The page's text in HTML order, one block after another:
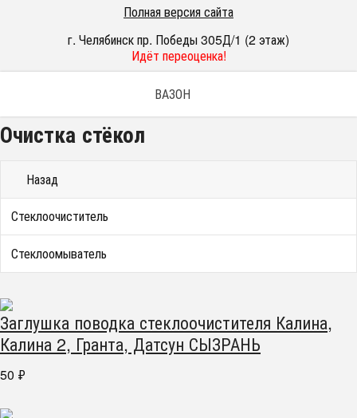
Полная версия сайта
г. Челябинск пр. Победы 305Д/1 (2 этаж)
Идёт переоценка!
ВАЗОН
Очистка стёкол
Назад
Стеклоочиститель
Стеклоомыватель
Заглушка поводка стеклоочистителя Калина,
Калина 2, Гранта, Датсун СЫЗРАНЬ
50 ₽